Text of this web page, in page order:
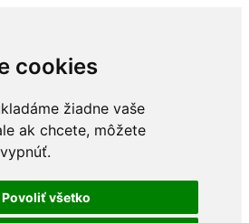
cookies
žiadne vaše
ak chcete, môžete
Povoliť všetko